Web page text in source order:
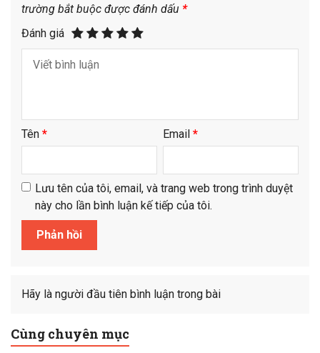
trường bắt buộc được đánh dấu *
Đánh giá
Tên * Email *
Lưu tên của tôi, email, và trang web trong trình duyệt
này cho lần bình luận kế tiếp của tôi.
Hãy là người đầu tiên bình luận trong bài
Cùng chuyên mục